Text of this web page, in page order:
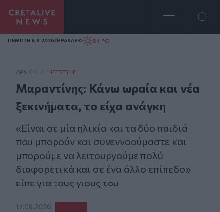
Homepage
ΠΕΜΠΤΗ 6.8.2026/ΗΡΑΚΛΕΙΟ 31 °C
ΑΡΧΙΚΗ / LIFESTYLE
Μαραντίνης: Κάνω ωραία και νέα
ξεκινήματα, το είχα ανάγκη
«Είναι σε μία ηλικία και τα δύο παιδιά
που μπορούν και συνεννοούμαστε και
μπορούμε να λειτουργούμε πολύ
διαφορετικά και σε ένα άλλο επίπεδο»
είπε για τους γιους του
17.06.2026